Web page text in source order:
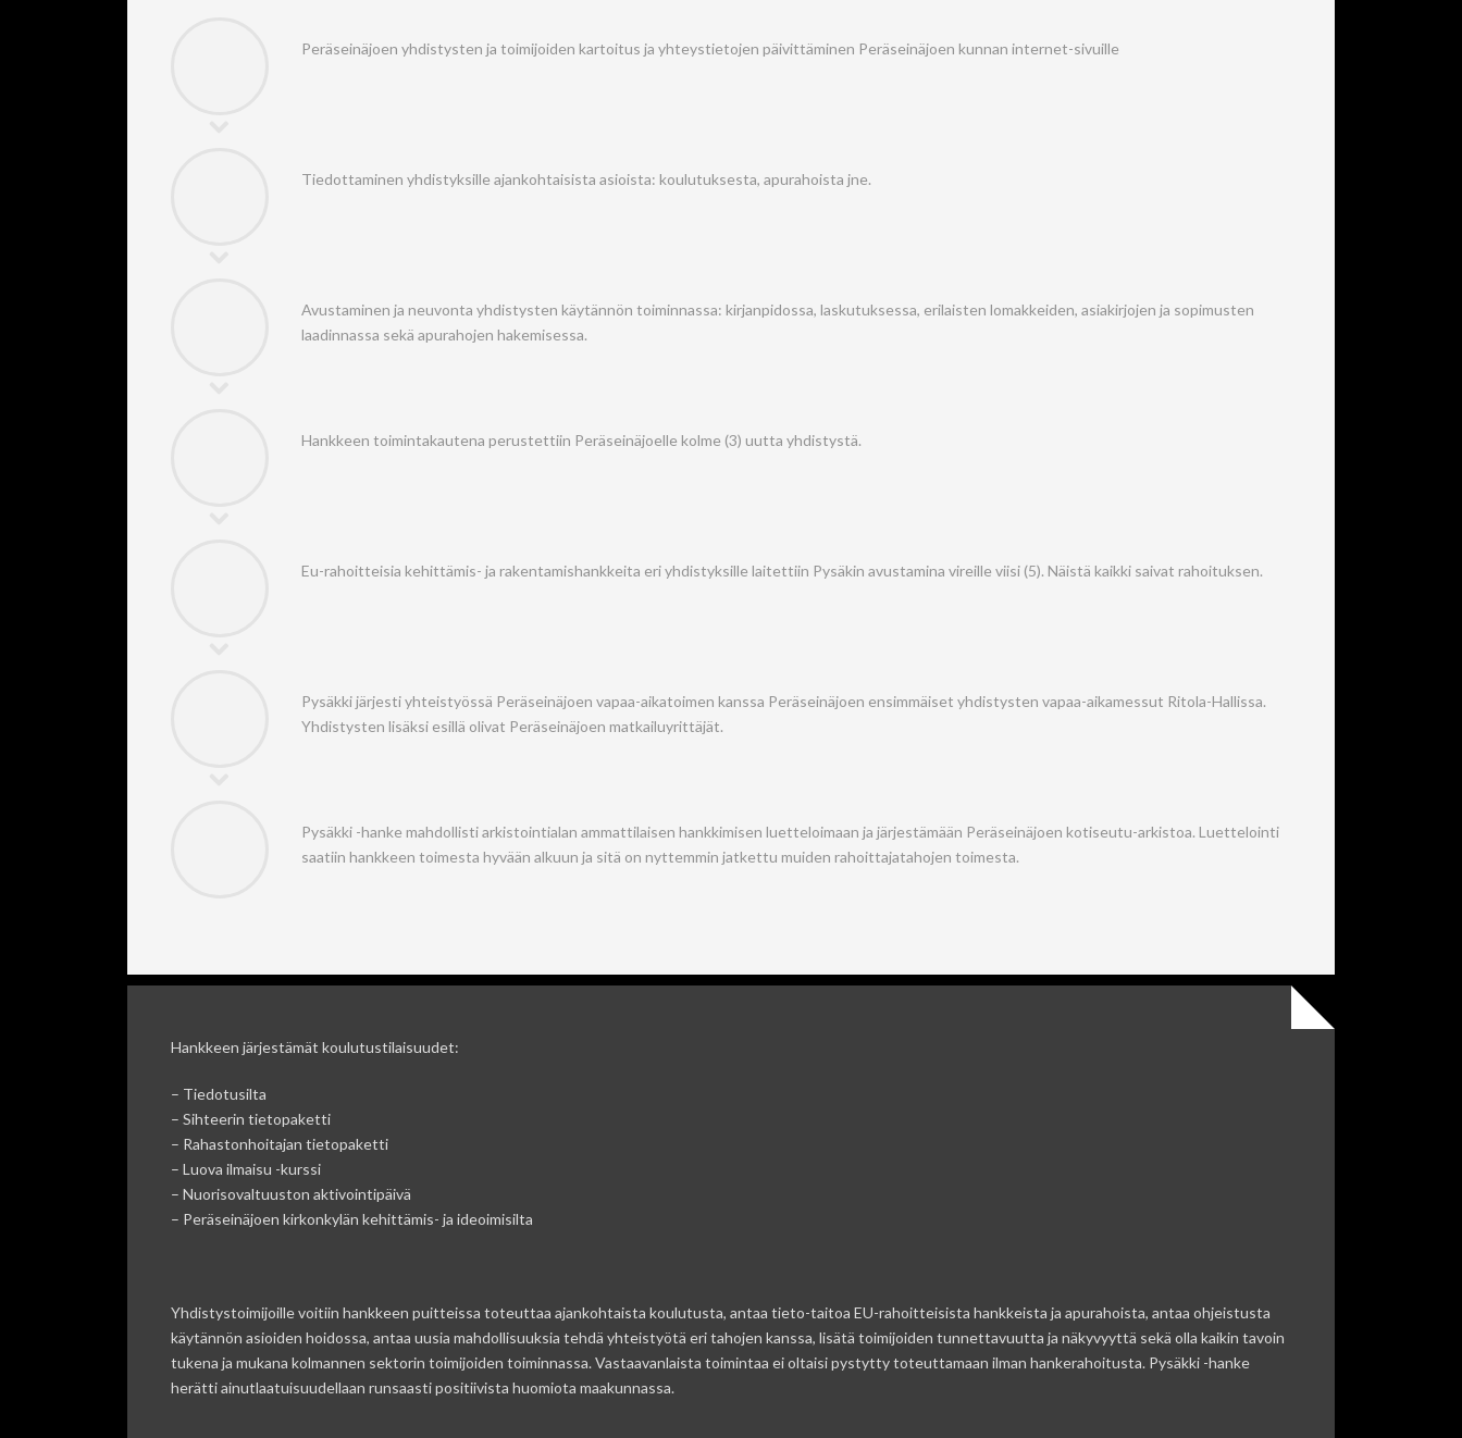
Peräseinäjoen yhdistysten ja toimijoiden kartoitus ja yhteystietojen päivittäminen Peräseinäjoen kunnan internet-sivuille
Tiedottaminen yhdistyksille ajankohtaisista asioista: koulutuksesta, apurahoista jne.
Avustaminen ja neuvonta yhdistysten käytännön toiminnassa: kirjanpidossa, laskutuksessa, erilaisten lomakkeiden, asiakirjojen ja sopimusten
laadinnassa sekä apurahojen hakemisessa.
Hankkeen toimintakautena perustettiin Peräseinäjoelle kolme (3) uutta yhdistystä.
Eu-rahoitteisia kehittämis- ja rakentamishankkeita eri yhdistyksille laitettiin Pysäkin avustamina vireille viisi (5). Näistä kaikki saivat rahoituksen.
Pysäkki järjesti yhteistyössä Peräseinäjoen vapaa-aikatoimen kanssa Peräseinäjoen ensimmäiset yhdistysten vapaa-aikamessut Ritola-Hallissa.
Yhdistysten lisäksi esillä olivat Peräseinäjoen matkailuyrittäjät.
Pysäkki -hanke mahdollisti arkistointialan ammattilaisen hankkimisen luetteloimaan ja järjestämään Peräseinäjoen kotiseutu-arkistoa. Luettelointi
saatiin hankkeen toimesta hyvään alkuun ja sitä on nyttemmin jatkettu muiden rahoittajatahojen toimesta.
Hankkeen järjestämät koulutustilaisuudet:
– Tiedotusilta
– Sihteerin tietopaketti
– Rahastonhoitajan tietopaketti
– Luova ilmaisu -kurssi
– Nuorisovaltuuston aktivointipäivä
– Peräseinäjoen kirkonkylän kehittämis- ja ideoimisilta
Yhdistystoimijoille voitiin hankkeen puitteissa toteuttaa ajankohtaista koulutusta, antaa tieto-taitoa EU-rahoitteisista hankkeista ja apurahoista, antaa ohjeistusta
käytännön asioiden hoidossa, antaa uusia mahdollisuuksia tehdä yhteistyötä eri tahojen kanssa, lisätä toimijoiden tunnettavuutta ja näkyvyyttä sekä olla kaikin tavoin
tukena ja mukana kolmannen sektorin toimijoiden toiminnassa. Vastaavanlaista toimintaa ei oltaisi pystytty toteuttamaan ilman hankerahoitusta. Pysäkki -hanke
herätti ainutlaatuisuudellaan runsaasti positiivista huomiota maakunnassa.